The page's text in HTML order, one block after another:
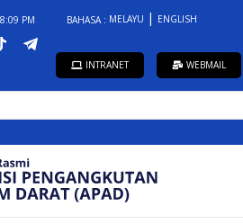
PM BAHASA : MELAYU ENGLISH
INTRANET WEBMAIL